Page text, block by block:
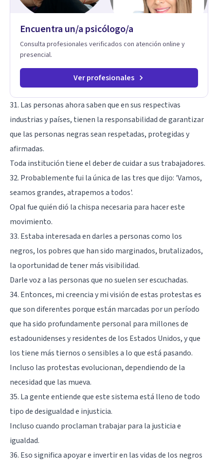
Encuentra un/a psicólogo/a
Consulta profesionales verificados con atención online y
presencial.
Ver profesionales
31. Las personas ahora saben que en sus respectivas
industrias y países, tienen la responsabilidad de garantizar
que las personas negras sean respetadas, protegidas y
afirmadas.
Toda institución tiene el deber de cuidar a sus trabajadores.
32. Probablemente fui la única de las tres que dijo: 'Vamos,
seamos grandes, atrapemos a todos'.
Opal fue quién dió la chispa necesaria para hacer este
movimiento.
33. Estaba interesada en darles a personas como los
negros, los pobres que han sido marginados, brutalizados,
la oportunidad de tener más visibilidad.
Darle voz a las personas que no suelen ser escuchadas.
34. Entonces, mi creencia y mi visión de estas protestas es
que son diferentes porque están marcadas por un período
que ha sido profundamente personal para millones de
estadounidenses y residentes de los Estados Unidos, y que
los tiene más tiernos o sensibles a lo que está pasando.
Incluso las protestas evolucionan, dependiendo de la
necesidad que las mueva.
35. La gente entiende que este sistema está lleno de todo
tipo de desigualdad e injusticia.
Incluso cuando proclaman trabajar para la justicia e
igualdad.
36. Eso significa apoyar e invertir en las vidas de los negros